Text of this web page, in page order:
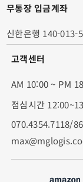
무통장 입금계좌
신한은행 140-013-
고객센터
AM 10:00 ~ PM
점심시간
070.4354.7118/